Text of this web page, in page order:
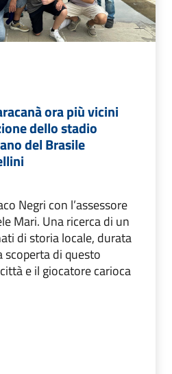
ora più vicini
dello stadio
del Brasile
Negri con l’assessore
Mari. Una ricerca di un
di storia locale, durata
scoperta di questo
e il giocatore carioca